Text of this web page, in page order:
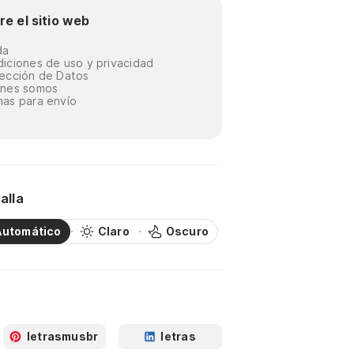
el sitio web
de uso y privacidad
de Datos
somos
para envío
Claro Oscuro
letrasmusbr letras